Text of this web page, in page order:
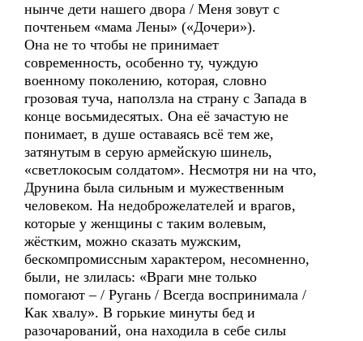
нынче дети нашего двора / Меня зовут с
почтеньем «мама Лены» («Дочери»).
Она не то чтобы не принимает
современность, особенно ту, чуждую
военному поколению, которая, словно
грозовая туча, наползла на страну с Запада в
конце восьмидесятых. Она её зачастую не
понимает, в душе оставаясь всё тем же,
затянутым в серую армейскую шинель,
«светлокосым солдатом». Несмотря ни на что,
Друнина была сильным и мужественным
человеком. На недоброжелателей и врагов,
которые у женщины с таким волевым,
жёстким, можно сказать мужским,
бескомпромиссным характером, несомненно,
были, не злилась: «Враги мне только
помогают – / Ругань / Всегда воспринимала /
Как хвалу». В горькие минуты бед и
разочарований, она находила в себе силы